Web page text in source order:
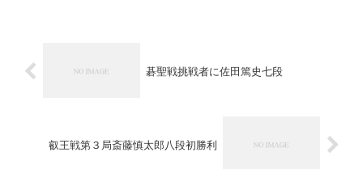
碁聖戦挑戦者に佐田篤史七段
叡王戦第３局斎藤慎太郎八段初勝利